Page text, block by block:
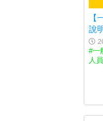
【
說
#一
人員